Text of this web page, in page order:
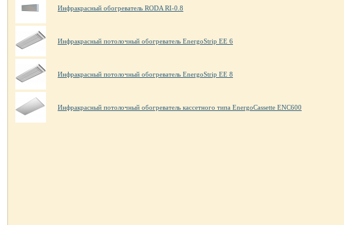
Инфракрасный обогреватель RODA RI-0.8
Инфракрасный потолочный обогреватель EnergoStrip EE 6
Инфракрасный потолочный обогреватель EnergoStrip EE 8
Инфракрасный потолочный обогреватель кассетного типа EnergoCassette ENC600